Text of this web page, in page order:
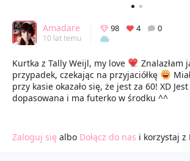
Amadare
10 lat temu
98 4 0
Kurtka z Tally Weijl, my love
Znalazłam
przypadek, czekając na przyjaciółkę
przy kasie okazało się, że jest za 60! XD
dopasowana i ma futerko w środku ^^
Zaloguj się albo Dołącz do nas i korzystaj z